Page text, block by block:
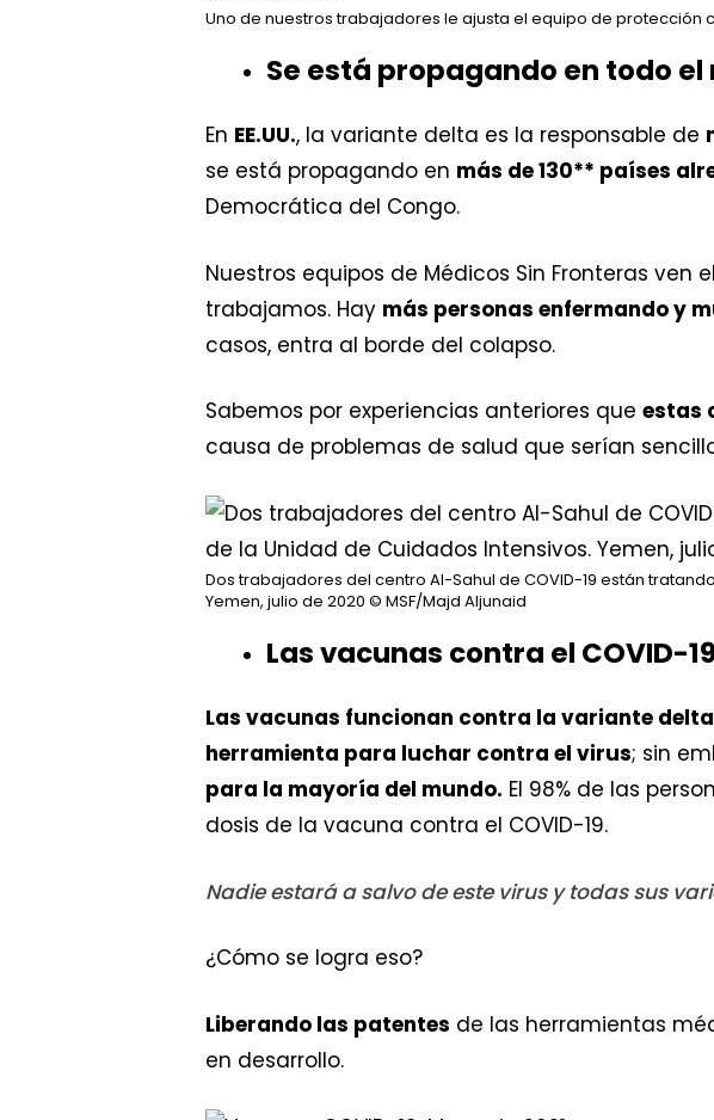
Uno de nuestros trabajadores le ajusta el equipo de protección
Se está propagando en todo el
En EE.UU., la variante delta es la responsable de
se está propagando en más de 130** países
Democrática del Congo.
Nuestros equipos de Médicos Sin Fronteras ven el
trabajamos. Hay más personas enfermando y
casos, entra al borde del colapso.
Sabemos por experiencias anteriores que estas
causa de problemas de salud que serían
Dos trabajadores del centro Al-Sahul de COVID-19 están
Yemen, julio de 2020 © MSF/Majd Aljunaid
Las vacunas contra el COVID-
Las vacunas funcionan contra la variante delta
herramienta para luchar contra el virus; sin
para la mayoría del mundo. El 98% de las
dosis de la vacuna contra el COVID-19.
Nadie estará a salvo de este virus y todas sus
¿Cómo se logra eso?
Liberando las patentes de las herramientas
en desarrollo.